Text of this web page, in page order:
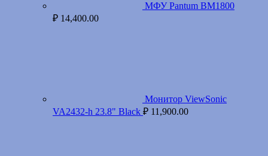
МФУ Pantum BM1800
₽ 14,400.00
Монитор ViewSonic
VA2432-h 23.8" Black ₽ 11,900.00